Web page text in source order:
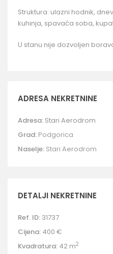
Struktura: ulazni hodnik,
kuhinja, spavaća soba,
U stanu nije dozvoljen
ADRESA NEKRETNINE
Adresa: Stari Aerodrom
Grad: Podgorica
Naselje: Stari Aerodrom
DETALJI NEKRETNINE
Ref. ID: 31737
Cijena: 400 €
Kvadratura: 42 m2